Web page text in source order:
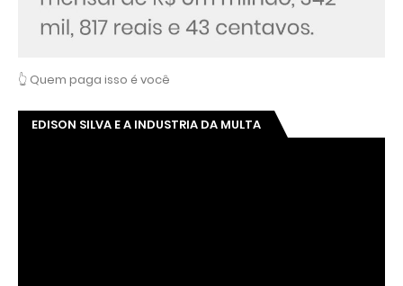
👆 Quem paga isso é você
EDISON SILVA E A INDUSTRIA DA MULTA